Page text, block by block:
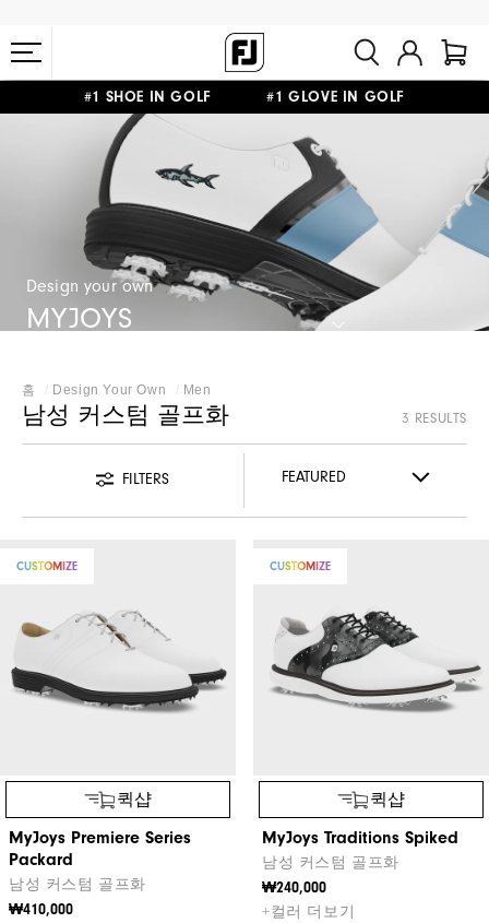
#1 SHOE IN GOLF #1 GLOVE IN GOLF
10만원 이상 구매 시 배송·반품 무료
Design your own
MYJOYS
홈 Design Your Own Men
남성 커스텀 골프화 3 RESULTS
FILTERS
CUSTOMIZE
퀵샵
MyJoys Premiere Series
Packard
남성 커스텀 골프화
₩410,000
CUSTOMIZE
퀵샵
MyJoys Traditions Spiked
남성 커스텀 골프화
₩240,000
+컬러 더보기